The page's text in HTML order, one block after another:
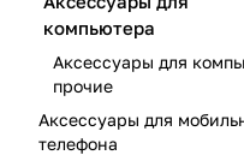
компьютера
Аксессуары для
прочие
Аксессуары для
телефона